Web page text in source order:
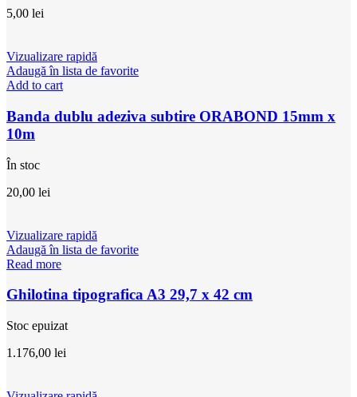
5,00 lei
Vizualizare rapidă
Adaugă în lista de favorite
Add to cart
Banda dublu adeziva subtire ORABOND 15mm x
10m
În stoc
20,00 lei
Vizualizare rapidă
Adaugă în lista de favorite
Read more
Ghilotina tipografica A3 29,7 x 42 cm
Stoc epuizat
1.176,00 lei